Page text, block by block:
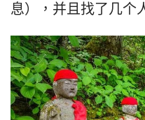
息），并且找了几个